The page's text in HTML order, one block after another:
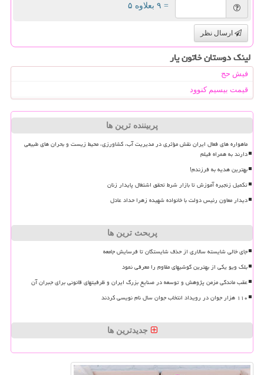
= ۹ بعلاوه ۵
ارسال نظر
لینک دوستان خاتون یار
فیش حج
قیمت بیسیم کنوود
پربیننده ترین ها
ماهواره های فعال ایران نقش مؤثری در مدیریت آب، کشاورزی، محیط زیست و بحران های طبیعی
دارند به همراه فیلم
بهترین هدیه به فرزندم!
تکمیل زنجیره آموزش تا بازار شرط تحقق اشتغال پایدار زنان
دیدار معاون رئیس دولت با خانواده شهیده زهرا حداد عادل
پربحث ترین ها
جای خالی شایسته سالاری از حذف شایستگان تا فرسایش جامعه
بلک ویو یکی از بهترین گوشیهای مقاوم را معرفی نمود
عقب ماندگی مزمن پژوهش و توسعه در صنایع بزرگ ایران و ظرفیتهای قانونی برای جبران آن
۱۱۰ هزار جوان در رویداد انتخاب جوان سال نام نویسی کردند
جدیدترین ها